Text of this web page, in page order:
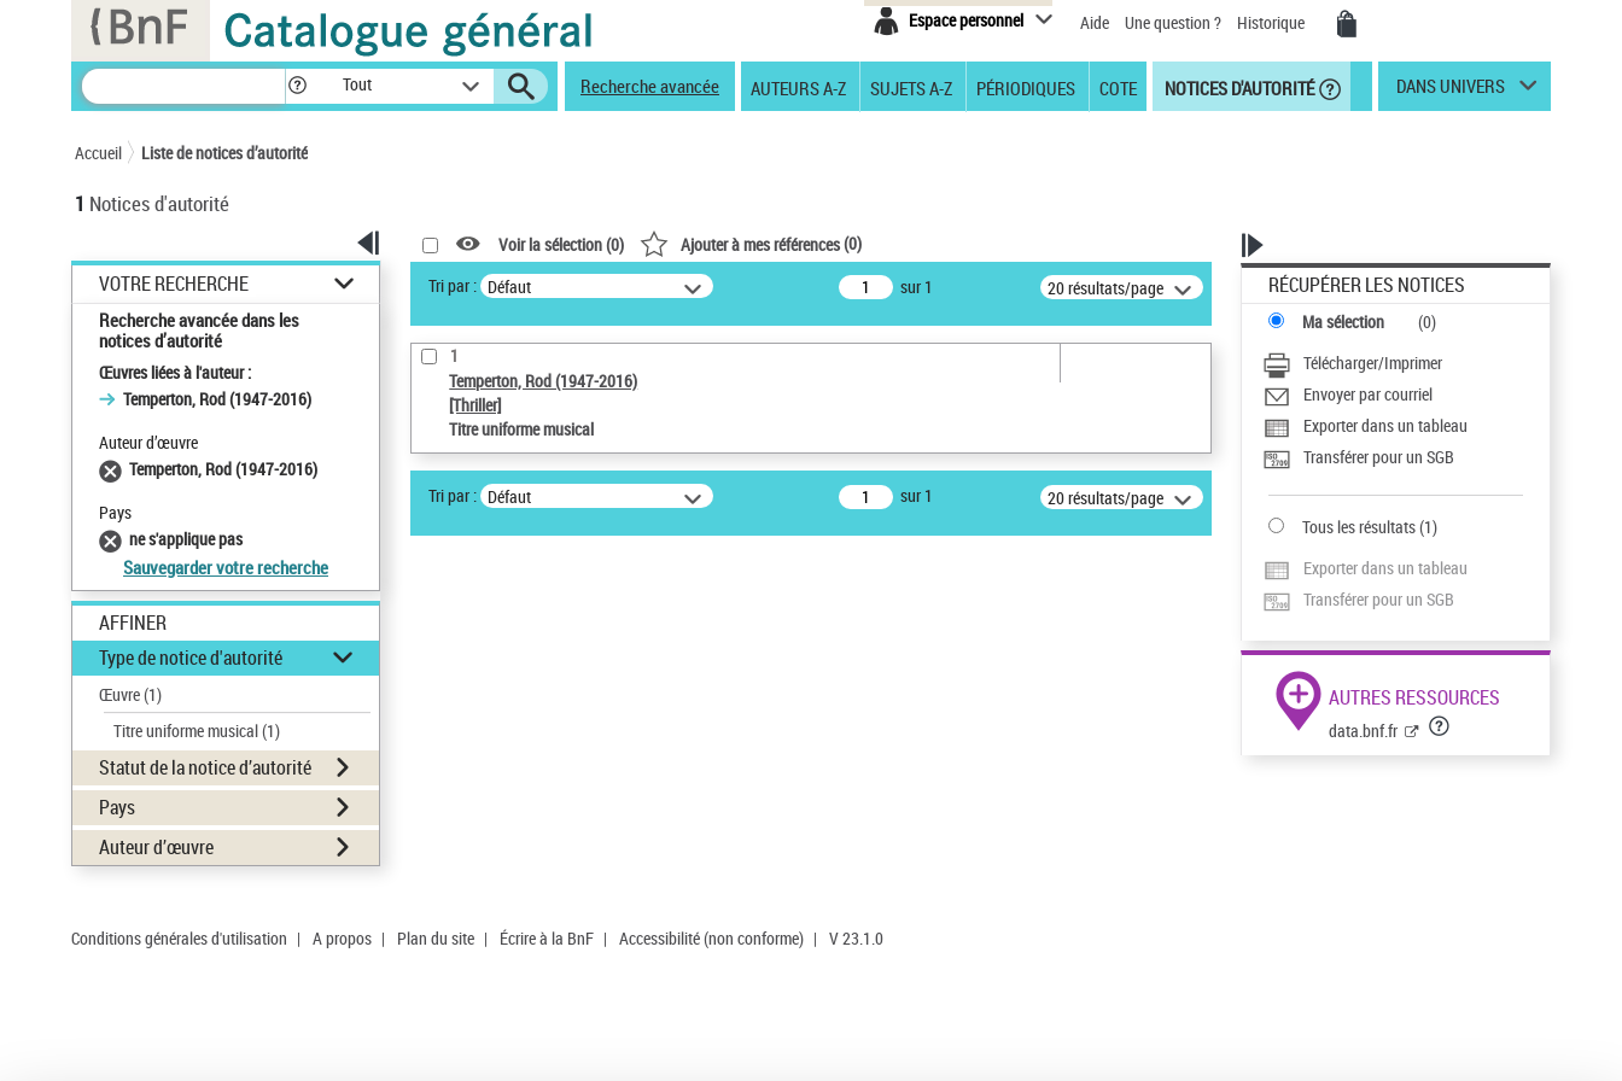
Espace personnel Aide Une question ? Historique
Tout Recherche avancée AUTEURS A-Z SUJETS A-Z PÉRIODIQUES COTE NOTICES D'AUTORITÉ DANS UNIVERS
Accueil Liste de notices d’autorité
1 Notices d'autorité
VOTRE RECHERCHE
Recherche avancée dans les
notices d’autorité
Œuvres liées à l'auteur :
Temperton, Rod (1947-2016)
Auteur d’œuvre
Temperton, Rod (1947-2016)
Pays
ne s'applique pas
Sauvegarder votre recherche
AFFINER
Type de notice d'autorité
Œuvre(1)
Titre uniforme musical(1)
Statut de la notice d’autorité
Pays
Auteur d’œuvre
Voir la sélection (0) Ajouter à mes références(0)
Tri par : Défaut sur 1 20 résultats/page
1
Temperton, Rod (1947-2016)
[Thriller]
Titre uniforme musical
Tri par : Défaut sur 1 20 résultats/page
RÉCUPÉRER LES NOTICES
Ma sélection (0)
Télécharger/Imprimer
Envoyer par courriel
Exporter dans un tableau
Transférer pour un SGB
Tous les résultats(1)
Exporter dans un tableau
Transférer pour un SGB
AUTRES RESSOURCES
data.bnf.fr
Conditions générales d'utilisation | A propos | Plan du site | Écrire à la BnF | Accessibilité (non conforme) | V 23.1.0
Panneau de gestion des cookies